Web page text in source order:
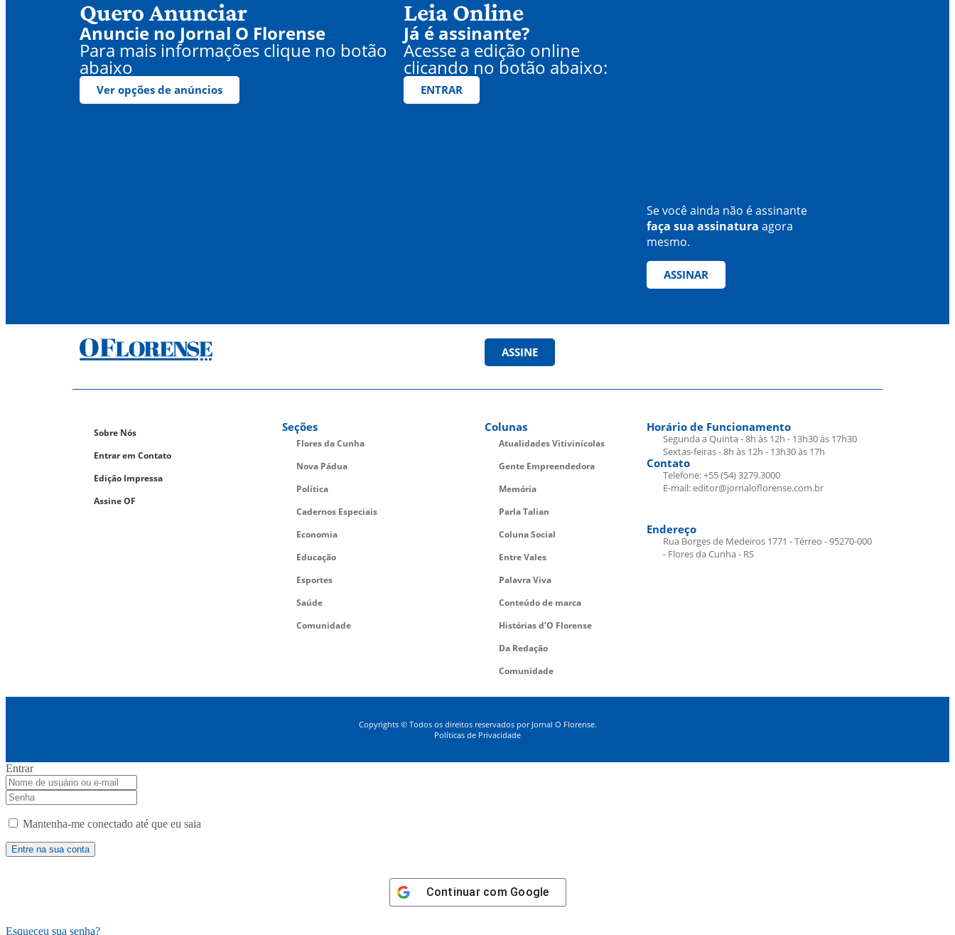
Quero Anunciar
Anuncie no Jornal O Florense
Para mais informações clique no botão
abaixo
Ver opções de anúncios
Leia Online
Já é assinante?
Acesse a edição online
clicando no botão abaixo:
ENTRAR
Se você ainda não é assinante
faça sua assinatura agora
mesmo.
ASSINAR
ASSINE
Sobre Nós
Entrar em Contato
Edição Impressa
Assine OF
Seções
Flores da Cunha
Nova Pádua
Política
Cadernos Especiais
Economia
Educação
Esportes
Saúde
Comunidade
Colunas
Atualidades Vitivinícolas
Gente Empreendedora
Memória
Parla Talian
Coluna Social
Entre Vales
Palavra Viva
Conteúdo de marca
Histórias d’O Florense
Da Redação
Comunidade
Horário de Funcionamento
Segunda a Quinta - 8h às 12h - 13h30 às 17h30
Sextas-feiras - 8h às 12h - 13h30 às 17h
Contato
Telefone: +55 (54) 3279.3000
E-mail: editor@jornaloflorense.com.br
Endereço
Rua Borges de Medeiros 1771 - Térreo - 95270-000
- Flores da Cunha - RS
Copyrights © Todos os direitos reservados por Jornal O Florense.
Políticas de Privacidade
Entrar
Mantenha-me conectado até que eu saia
Continuar com Google
Esqueceu sua senha?